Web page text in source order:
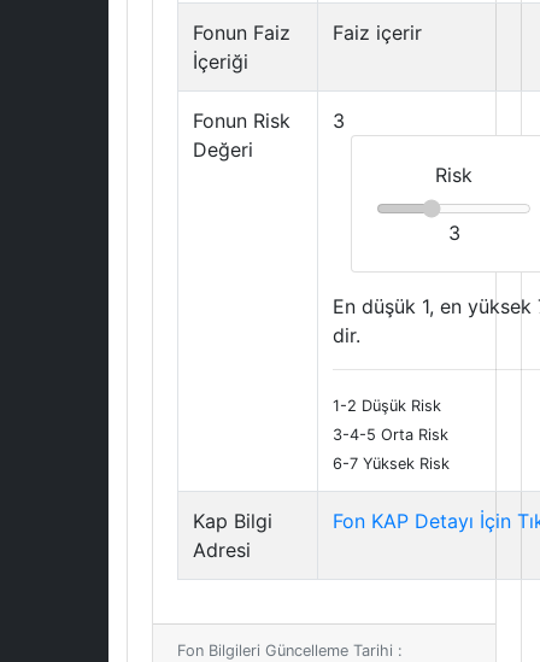
Fonun Faiz
İçeriği
Faiz içerir
Fonun Risk
Değeri
3
Risk
3
En düşük 1, en yüksek
dir.
1-2 Düşük Risk
3-4-5 Orta Risk
6-7 Yüksek Risk
Kap Bilgi
Adresi
Fon KAP Detayı İçin
Fon Bilgileri Güncelleme Tarihi :